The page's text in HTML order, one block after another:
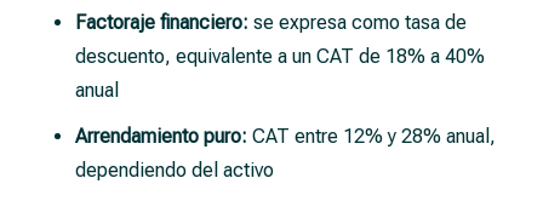
Factoraje financiero: se expresa como tasa de
descuento, equivalente a un CAT de 18% a 40%
anual
Arrendamiento puro: CAT entre 12% y 28% anual,
dependiendo del activo